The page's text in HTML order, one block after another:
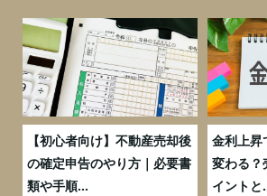
【初心者向け】不動産売却後
の確定申告のやり方｜必要書
類や手順...
金利上昇
変わる？
イントと